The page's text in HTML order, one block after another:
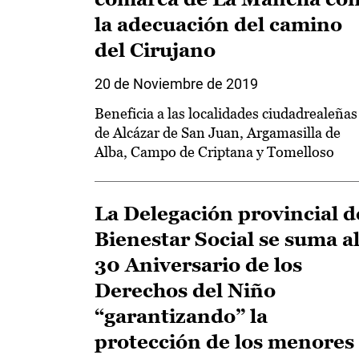
la adecuación del camino
del Cirujano
20 de Noviembre de 2019
Beneficia a las localidades ciudadrealeñas
de Alcázar de San Juan, Argamasilla de
Alba, Campo de Criptana y Tomelloso
La Delegación provincial
Bienestar Social se suma al
30 Aniversario de los
Derechos del Niño
“garantizando” la
protección de los menores